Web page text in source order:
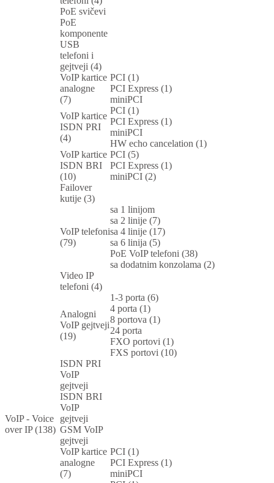
PoE svičevi
PoE
komponente
USB
telefoni i
gejtveji (4)
VoIP kartice
analogne
(7)
PCI (1)
PCI Express (1)
miniPCI
VoIP kartice
ISDN PRI
(4)
PCI (1)
PCI Express (1)
miniPCI
HW echo cancelation (1)
VoIP kartice
ISDN BRI
(10)
PCI (5)
PCI Express (1)
miniPCI (2)
Failover
kutije (3)
VoIP - Voice
over IP (138)
VoIP telefoni
(79)
sa 1 linijom
sa 2 linije (7)
sa 4 linije (17)
sa 6 linija (5)
PoE VoIP telefoni (38)
sa dodatnim konzolama (2)
Video IP
telefoni (4)
Analogni
VoIP gejtveji
(19)
1-3 porta (6)
4 porta (1)
8 portova (1)
24 porta
FXO portovi (1)
FXS portovi (10)
ISDN PRI
VoIP
gejtveji
ISDN BRI
VoIP
gejtveji
GSM VoIP
gejtveji
VoIP kartice
analogne
(7)
PCI (1)
PCI Express (1)
miniPCI